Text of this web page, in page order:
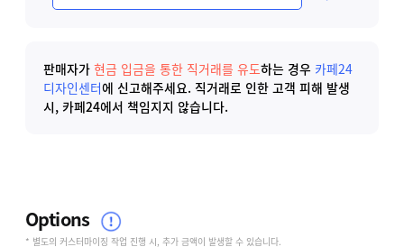
Options
* 별도의 커스터마이징 작업 진행 시, 추가 금액이 발생할 수 있습니다.
판매자가 현금 입금을 통한 직거래를 유도하는 경우 카페24
디자인센터에 신고해주세요. 직거래로 인한 고객 피해 발생
시, 카페24에서 책임지지 않습니다.